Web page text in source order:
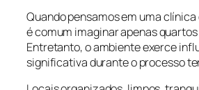
Quando pensamos em uma
é comum imaginar apenas
Entretanto, o ambiente exerce
significativa durante o processo